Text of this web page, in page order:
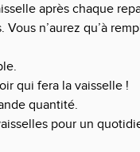
après chaque
n’aurez qu’à
qui fera la vaisselle !
quantité.
pour un